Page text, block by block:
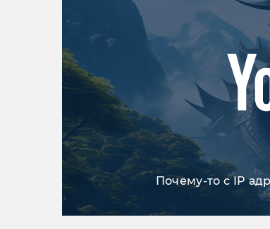
Почему-то с IP